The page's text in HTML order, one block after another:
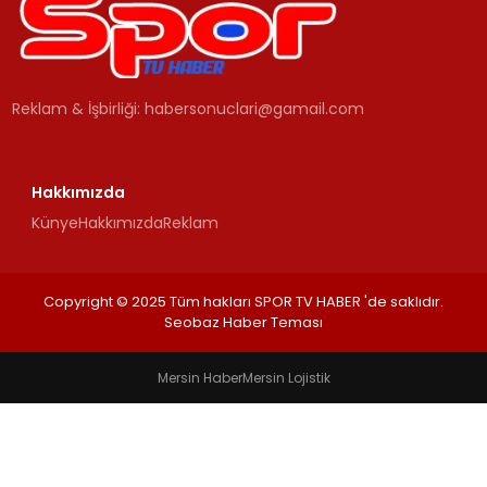
MAGAZIN
SPOR
Reklam & İşbirliği:habersonuclari@gamail.com
Hakkımızda
KünyeHakkımızdaReklam
Copyright © 2025 Tüm hakları SPOR TV HABER 'de saklıdır.
Seobaz Haber Teması
Mersin HaberMersin Lojistik